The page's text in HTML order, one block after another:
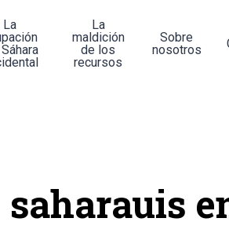
La
La
maldición
de los
recursos
Sobre
nosotros
saharauis